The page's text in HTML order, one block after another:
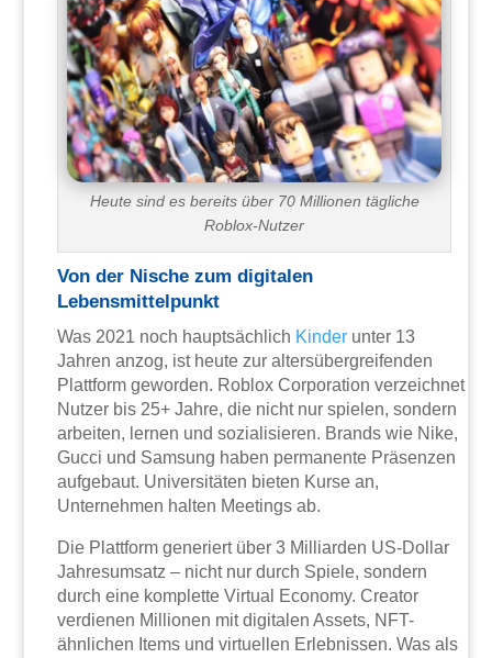
Heute sind es bereits über 70 Millionen tägliche
Roblox-Nutzer
Von der Nische zum digitalen
Lebensmittelpunkt
Was 2021 noch hauptsächlich Kinder unter 13
Jahren anzog, ist heute zur altersübergreifenden
Plattform geworden. Roblox Corporation verzeichnet
Nutzer bis 25+ Jahre, die nicht nur spielen, sondern
arbeiten, lernen und sozialisieren. Brands wie Nike,
Gucci und Samsung haben permanente Präsenzen
aufgebaut. Universitäten bieten Kurse an,
Unternehmen halten Meetings ab.
Die Plattform generiert über 3 Milliarden US-Dollar
Jahresumsatz – nicht nur durch Spiele, sondern
durch eine komplette Virtual Economy. Creator
verdienen Millionen mit digitalen Assets, NFT-
ähnlichen Items und virtuellen Erlebnissen. Was als